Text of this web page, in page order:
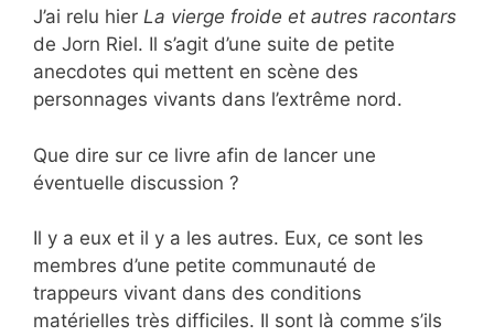
J’ai relu hier La vierge froide et autres racontars
de Jorn Riel. Il s’agit d’une suite de petite
anecdotes qui mettent en scène des
personnages vivants dans l’extrême nord.
Que dire sur ce livre afin de lancer une
éventuelle discussion ?
Il y a eux et il y a les autres. Eux, ce sont les
membres d’une petite communauté de
trappeurs vivant dans des conditions
matérielles très difficiles. Il sont là comme s’ils